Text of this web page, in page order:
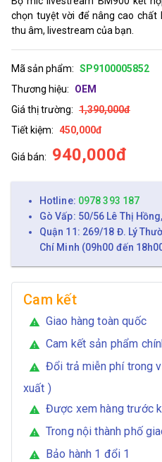
chọn tuyệt vời để nâng cao
thu âm, livestream của bạn.
Mã sản phẩm: SP9100005852
Thương hiệu:
OEM
Giá thị trường: 1,390,000đ
Tiết kiệm: 450,000đ
Giá bán: 940,000đ
Hotline: 0978 393 187
Gò Vấp: 50/56 Lê Thị
Quận 11: 269/18 Đ. Lý
Chí Minh (09h00 đến
Cam kết
warning Giao hàng toàn quốc
warning Cam kết sản phẩm
warning
Đổi trả miễn phí trong
xuất )
warning Được xem hàng trước
warning Trong nội thành phố
warning Bảo hành 1 đổi 1